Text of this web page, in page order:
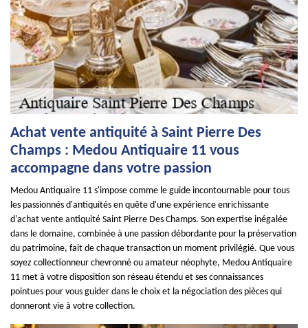
Achat vente antiquité à Saint Pierre Des
Champs : Medou Antiquaire 11 vous
accompagne dans votre passion
Medou Antiquaire 11 s'impose comme le guide incontournable pour tous
les passionnés d'antiquités en quête d'une expérience enrichissante
d'achat vente antiquité Saint Pierre Des Champs. Son expertise inégalée
dans le domaine, combinée à une passion débordante pour la préservation
du patrimoine, fait de chaque transaction un moment privilégié. Que vous
soyez collectionneur chevronné ou amateur néophyte, Medou Antiquaire
11 met à votre disposition son réseau étendu et ses connaissances
pointues pour vous guider dans le choix et la négociation des pièces qui
donneront vie à votre collection.